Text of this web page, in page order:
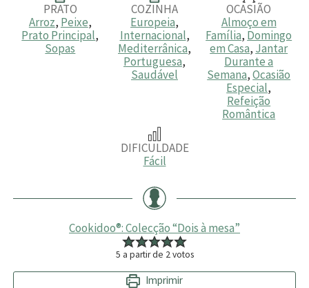
PRATO
Arroz, Peixe,
Prato Principal,
Sopas
COZINHA
Europeia,
Internacional,
Mediterrânica,
Portuguesa,
Saudável
OCASIÃO
Almoço em
Família, Domingo
em Casa, Jantar
Durante a
Semana,Ocasião
Especial,
Refeição
Romântica
DIFICULDADE
Fácil
Cookidoo®: Colecção “Dois à mesa”
5 a partir de 2votos
Imprimir